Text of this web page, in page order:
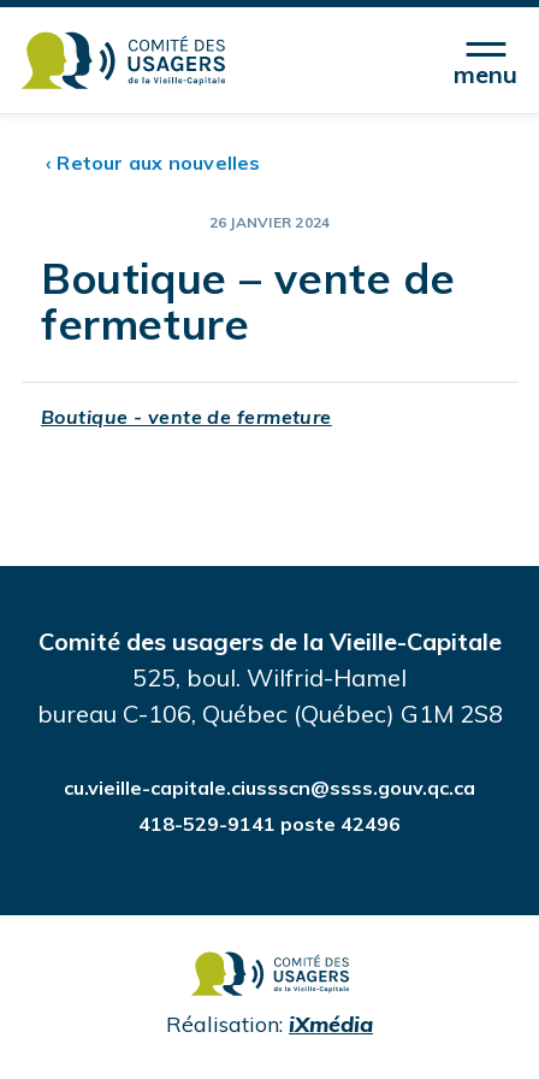
menu
‹ Retour aux nouvelles
26 JANVIER 2024
Boutique – vente de
fermeture
Boutique - vente de fermeture
Comité des usagers de la Vieille-Capitale
525, boul. Wilfrid-Hamel
bureau C-106, Québec (Québec) G1M 2S8
cu.vieille-capitale.ciussscn@ssss.gouv.qc.ca
418-529-9141 poste 42496
Réalisation: iXmédiaundefined